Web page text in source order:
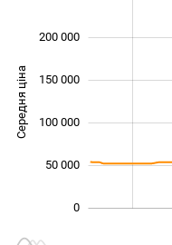
Середня ціна
0
50 000
100 000
150 000
200 000